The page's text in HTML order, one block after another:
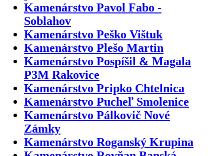
Kamenárstvo Pavol Fabo -
Soblahov
Kamenárstvo Peško Vištuk
Kamenárstvo Plešo Martin
Kamenárstvo Pospíšil & Magala
P3M Rakovice
Kamenárstvo Pripko Chtelnica
Kamenárstvo Pucheľ Smolenice
Kamenárstvo Pálkovič Nové
Zámky
Kamenárstvo Roganský Krupina